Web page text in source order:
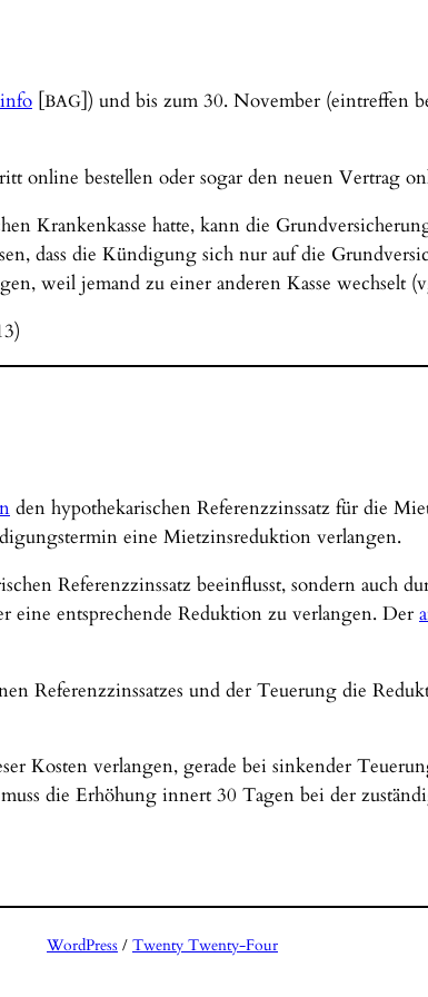
[BAG]) und bis zum 30. November (eintreffen
online bestellen oder sogar den neuen Vertrag
Krankenkasse hatte, kann die
dass die Kündigung sich nur auf die
weil jemand zu einer anderen Kasse wechselt
den hypothekarischen Referenzzinssatz für die
eine Mietzinsreduktion verlangen.
Referenzzinssatz beeinflusst, sondern auch
eine entsprechende Reduktion zu verlangen. Der
Referenzzinssatzes und der Teuerung die
Kosten verlangen, gerade bei sinkender
die Erhöhung innert 30 Tagen bei der
WordPress / Twenty Twenty-Four